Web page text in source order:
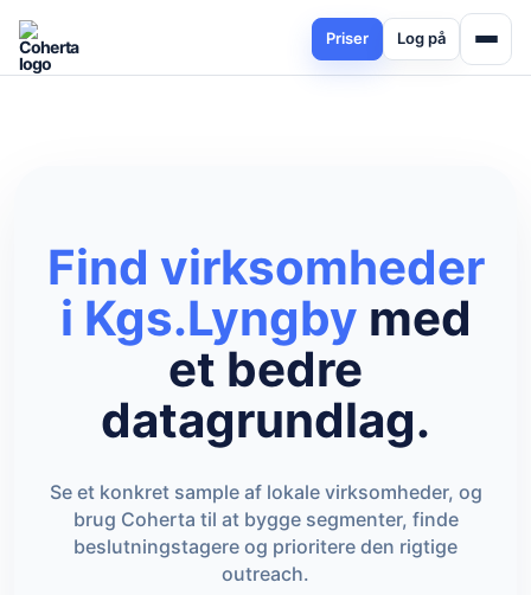
Priser Log på
Find virksomheder
i Kgs.Lyngby med
et bedre
datagrundlag.
Se et konkret sample af lokale virksomheder, og
brug Coherta til at bygge segmenter, finde
beslutningstagere og prioritere den rigtige
outreach.